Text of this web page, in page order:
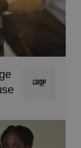
Image